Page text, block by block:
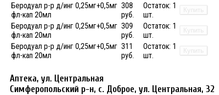
Беродуал р-р д/инг 0,25мг+0,5мг
фл-кап 20мл
308
руб.
Остаток: 1
шт.
Купить
Беродуал р-р д/инг 0,25мг+0,5мг
фл-кап 20мл
309
руб.
Остаток: 1
шт.
Купить
Беродуал р-р д/инг 0,25мг+0,5мг
фл-кап 20мл
311
руб.
Остаток: 1
шт.
Купить
Аптека, ул. Центральная
Симферопольский р-н, с. Доброе, ул. Центральная, 32